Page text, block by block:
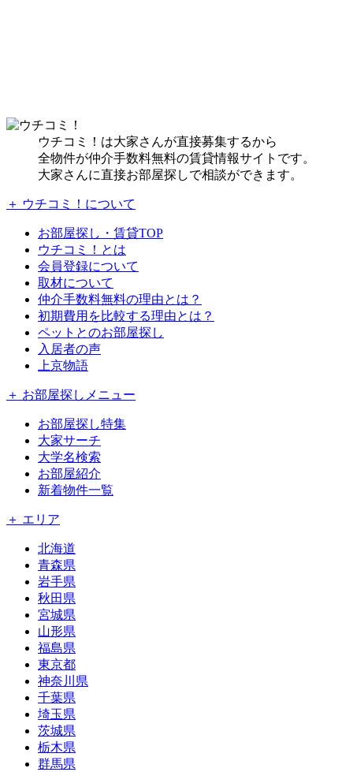
ウチコミ！は大家さんが直接募集するから
全物件が仲介手数料無料の賃貸情報サイトです。
大家さんに直接お部屋探しで相談ができます。
＋ ウチコミ！について
お部屋探し・賃貸TOP
ウチコミ！とは
会員登録について
取材について
仲介手数料無料の理由とは？
初期費用を比較する理由とは？
ペットとのお部屋探し
入居者の声
上京物語
＋ お部屋探しメニュー
お部屋探し特集
大家サーチ
大学名検索
お部屋紹介
新着物件一覧
＋ エリア
北海道
青森県
岩手県
秋田県
宮城県
山形県
福島県
東京都
神奈川県
千葉県
埼玉県
茨城県
栃木県
群馬県